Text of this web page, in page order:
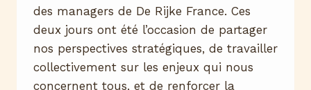
des managers de De Rijke France. Ces
deux jours ont été l’occasion de partager
nos perspectives stratégiques, de travailler
collectivement sur les enjeux qui nous
concernent tous, et de renforcer la